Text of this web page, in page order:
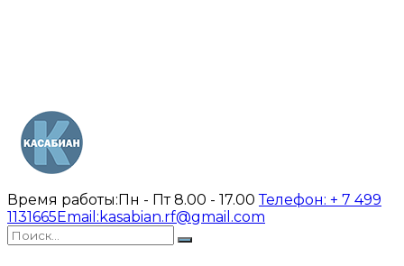
Время работы:Пн - Пт 8.00 - 17.00Телефон: + 7 499
1131665Email: kasabian.rf@gmail.com